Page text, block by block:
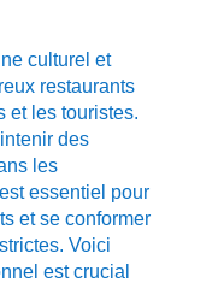
culturel et
restaurants
et les touristes.
des
les
essentiel pour
et se conformer
Voici
est crucial